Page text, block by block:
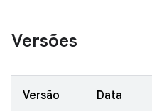
Versões
Versão Data